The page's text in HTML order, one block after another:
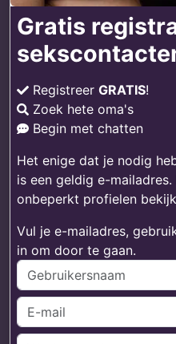
Gratis
Registreer GRATIS!
Zoek hete oma's
Begin met chatten
Het enige dat je nodig
is een geldig e-
onbeperkt profielen
Vul je e-mailadres,
in om door te gaan.